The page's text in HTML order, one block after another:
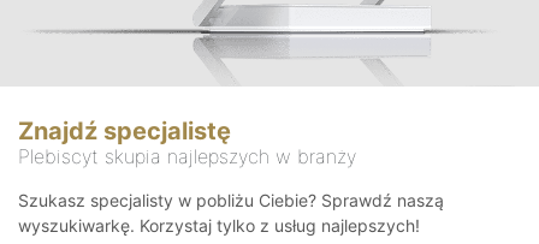
Znajdź specjalistę
Plebiscyt skupia najlepszych w branży
Szukasz specjalisty w pobliżu Ciebie? Sprawdź naszą
wyszukiwarkę. Korzystaj tylko z usług najlepszych!